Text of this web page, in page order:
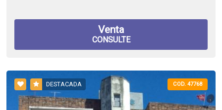
Venta
CONSULTE
DESTACADA COD. 47768